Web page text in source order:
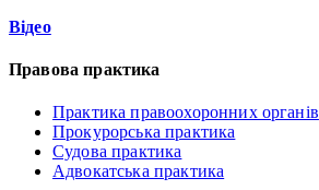
Відео
Правова практика
Практика правоохоронних органів
Прокурорська практика
Судова практика
Адвокатська практика